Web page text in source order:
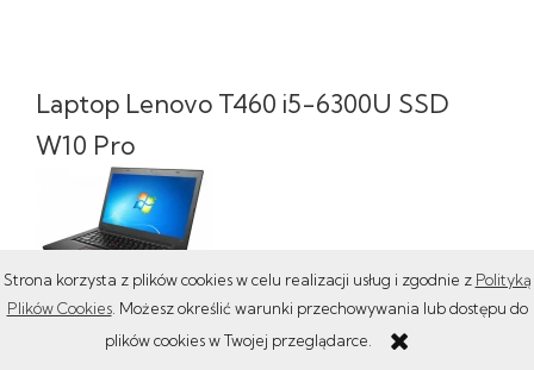
Strona korzysta z plików cookies w celu realizacji usług i zgodnie z Polityką
Plików Cookies. Możesz określić warunki przechowywania lub dostępu do
plików cookies w Twojej przeglądarce.
Laptop Lenovo T460 i5-6300U SSD
W10 Pro
499,00 zł
do koszyka